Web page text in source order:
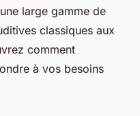
large gamme de
classiques aux
comment
à vos besoins